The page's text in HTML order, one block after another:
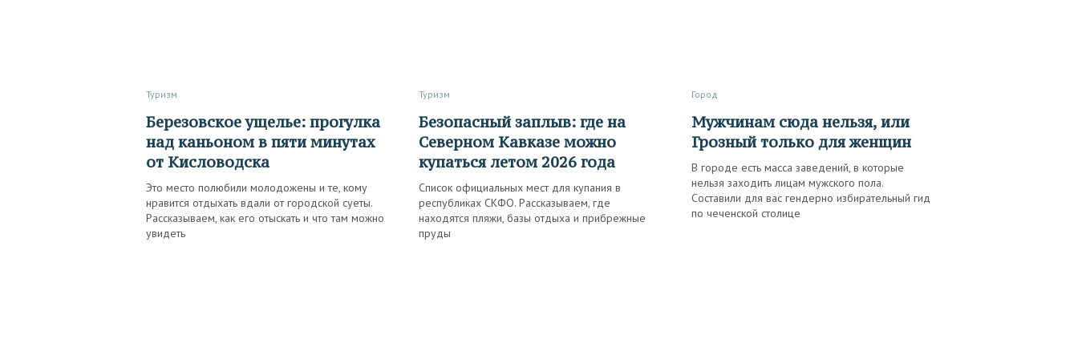
Туризм
Березовское ущелье: прогулка
над каньоном в пяти минутах
от Кисловодска
Это место полюбили молодожены и те, кому
нравится отдыхать вдали от городской суеты.
Рассказываем, как его отыскать и что там можно
увидеть
Туризм
Безопасный заплыв: где на
Северном Кавказе можно
купаться летом 2026 года
Список официальных мест для купания в
республиках СКФО. Рассказываем, где
находятся пляжи, базы отдыха и прибрежные
пруды
Город
Мужчинам сюда нельзя, или
Грозный только для женщин
В городе есть масса заведений, в которые
нельзя заходить лицам мужского пола.
Составили для вас гендерно избирательный гид
по чеченской столице